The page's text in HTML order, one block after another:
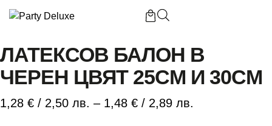
Начало Латексов балон в черен цвят 25см и 30см
ЛАТЕКСОВ БАЛОН В
ЧЕРЕН ЦВЯТ 25СМ И 30СМ
1,28 € / 2,50 лв. – 1,48 € / 2,89 лв.